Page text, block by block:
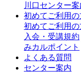
川口センター案
初めてご利用
初めてご利用
入会・受講規約
みカルポイント
よくある質問
センター案内